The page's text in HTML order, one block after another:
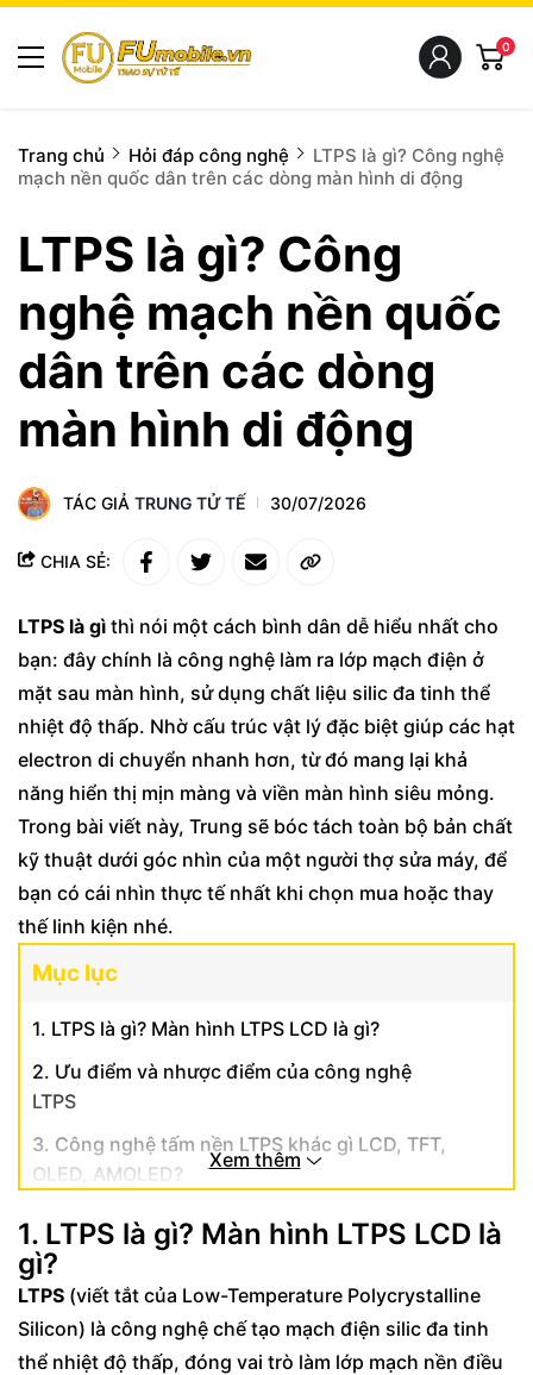
0
Trang chủ Hỏi đáp công nghệ
LTPS là gì? Công nghệ
mạch nền quốc dân trên các dòng màn hình di động
LTPS là gì? Công
nghệ mạch nền quốc
dân trên các dòng
màn hình di động
TÁC GIẢ TRUNG TỬ TẾ 30/07/2026
CHIA SẺ:
LTPS là gì thì nói một cách bình dân dễ hiểu nhất cho
bạn: đây chính là công nghệ làm ra lớp mạch điện ở
mặt sau màn hình, sử dụng chất liệu silic đa tinh thể
nhiệt độ thấp. Nhờ cấu trúc vật lý đặc biệt giúp các hạt
electron di chuyển nhanh hơn, từ đó mang lại khả
năng hiển thị mịn màng và viền màn hình siêu mỏng.
Trong bài viết này, Trung sẽ bóc tách toàn bộ bản chất
kỹ thuật dưới góc nhìn của một người thợ sửa máy, để
bạn có cái nhìn thực tế nhất khi chọn mua hoặc thay
thế linh kiện nhé.
Mục lục
1. LTPS là gì? Màn hình LTPS LCD là gì?
2. Ưu điểm và nhược điểm của công nghệ
LTPS
3. Công nghệ tấm nền LTPS khác gì LCD, TFT,
OLED, AMOLED?
4. LTPS khác gì LTPO? Cuộc đua của các
Flagship
5. Thiết bị nào đang sử dụng công nghệ
LTPS?
6. Có nên mua thiết bị trang bị công nghệ
Xem thêm
1. LTPS là gì? Màn hình LTPS LCD là
gì?
LTPS (viết tắt của Low-Temperature Polycrystalline
Silicon) là công nghệ chế tạo mạch điện silic đa tinh
thể nhiệt độ thấp, đóng vai trò làm lớp mạch nền điều